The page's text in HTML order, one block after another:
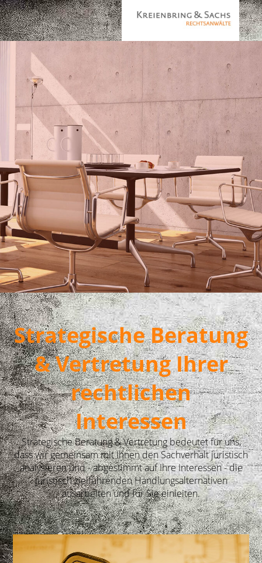
Strategische Beratung
& Vertretung Ihrer
rechtlichen
Interessen
Strategische Beratung & Vertretung bedeutet für uns,
dass wir gemeinsam mit Ihnen den Sachverhalt juristisch
analysieren und - abgestimmt auf Ihre Interessen - die
juristisch zielführenden Handlungsalternativen
ausarbeiten und für Sie einleiten.